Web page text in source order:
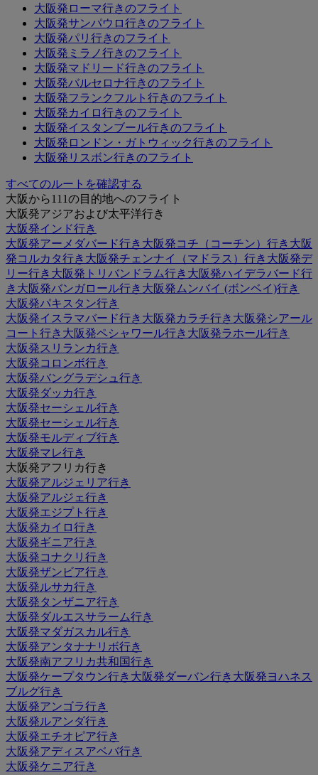
大阪発ローマ行きのフライト
大阪発サンパウロ行きのフライト
大阪発パリ行きのフライト
大阪発ミラノ行きのフライト
大阪発マドリード行きのフライト
大阪発バルセロナ行きのフライト
大阪発フランクフルト行きのフライト
大阪発カイロ行きのフライト
大阪発イスタンブール行きのフライト
大阪発ロンドン・ガトウィック行きのフライト
大阪発リスボン行きのフライト
すべてのルートを確認する
大阪から111の目的地へのフライト
大阪発アジアおよび太平洋行き
大阪発インド行き
大阪発アーメダバード行き 大阪発コチ（コーチン）行き 大阪
発コルカタ行き 大阪発チェンナイ（マドラス）行き 大阪発デ
リー行き 大阪発トリバンドラム行き 大阪発ハイデラバード行
き 大阪発バンガロール行き 大阪発ムンバイ (ボンベイ)行き
大阪発パキスタン行き
大阪発イスラマバード行き 大阪発カラチ行き 大阪発シアール
コート行き 大阪発ペシャワール行き 大阪発ラホール行き
大阪発スリランカ行き
大阪発コロンボ行き
大阪発バングラデシュ行き
大阪発ダッカ行き
大阪発セーシェル行き
大阪発セーシェル行き
大阪発モルディブ行き
大阪発マレ行き
大阪発アフリカ行き
大阪発アルジェリア行き
大阪発アルジェ行き
大阪発エジプト行き
大阪発カイロ行き
大阪発ギニア行き
大阪発コナクリ行き
大阪発ザンビア行き
大阪発ルサカ行き
大阪発タンザニア行き
大阪発ダルエスサラーム行き
大阪発マダガスカル行き
大阪発アンタナナリボ行き
大阪発南アフリカ共和国行き
大阪発ケープタウン行き 大阪発ダーバン行き 大阪発ヨハネス
ブルグ行き
大阪発アンゴラ行き
大阪発ルアンダ行き
大阪発エチオピア行き
大阪発アディスアベバ行き
大阪発ケニア行き